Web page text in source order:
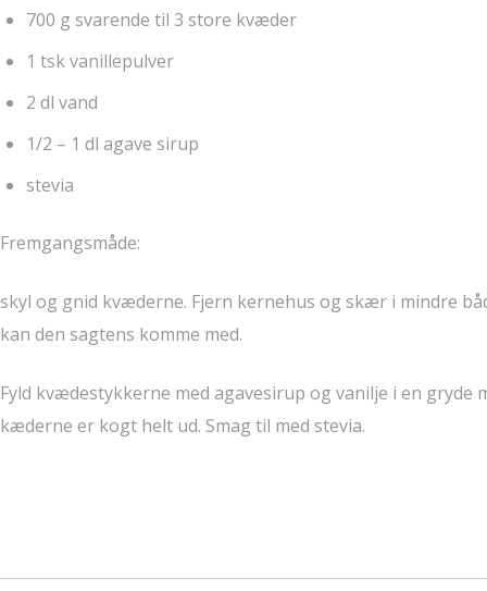
700 g svarende til 3 store kvæder
1 tsk vanillepulver
2 dl vand
1/2 – 1 dl agave sirup
stevia
Fremgangsmåde:
skyl og gnid kvæderne. Fjern kernehus og skær i mindre
kan den sagtens komme med.
Fyld kvædestykkerne med agavesirup og vanilje i en gryde
kæderne er kogt helt ud. Smag til med stevia.